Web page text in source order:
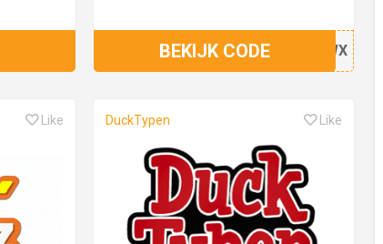
15AWX
BEKIJK CODE
Like DuckTypen Like